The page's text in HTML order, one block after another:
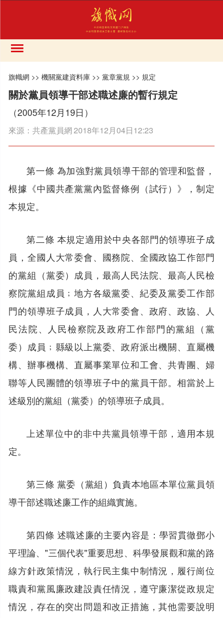
旗幟網 >>機關黨建資料庫 >>黨章黨規 >> 規定
關於黨員領導干部述職述廉的暫行規定
（2005年12月19日）
來源：共產黨員網2018年12月04日12:23
第一條 為加強對黨員領導干部的管理和監督，
根據《中國共產黨黨內監督條例（試行）》，制定
本規定。
第二條 本規定適用於中央各部門的領導班子成
員，全國人大常委會、國務院、全國政協工作部門
的黨組（黨委）成員，最高人民法院、最高人民檢
察院黨組成員﹔地方各級黨委、紀委及黨委工作部
門的領導班子成員，人大常委會、政府、政協、人
民法院、人民檢察院及政府工作部門的黨組（黨
委）成員﹔縣級以上黨委、政府派出機關、直屬機
構、辦事機構、直屬事業單位和工會、共青團、婦
聯等人民團體的領導班子中的黨員干部。相當於上
述級別的黨組（黨委）的領導班子成員。
上述單位中的非中共黨員領導干部，適用本規
定。
第三條 黨委（黨組）負責本地區本單位黨員領
導干部述職述廉工作的組織實施。
第四條 述職述廉的主要內容是：學習貫徹鄧小
平理論、"三個代表"重要思想、科學發展觀和黨的路
線方針政策情況，執行民主集中制情況，履行崗位
職責和黨風廉政建設責任情況，遵守廉潔從政規定
情況，存在的突出問題和改正措施，其他需要說明